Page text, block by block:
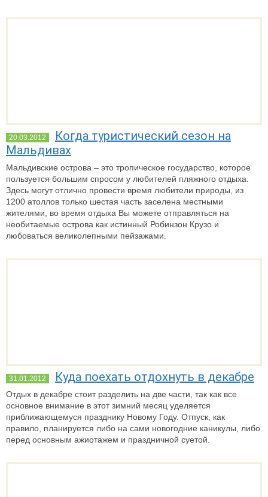
20.03.2012
Когда туристический сезон на
Мальдивах
Мальдивские острова – это тропическое государство, которое
пользуется большим спросом у любителей пляжного отдыха.
Здесь могут отлично провести время любители природы, из
1200 атоллов только шестая часть заселена местными
жителями, во время отдыха Вы можете отправляться на
необитаемые острова как истинный Робинзон Крузо и
любоваться великолепными пейзажами.
31.01.2012 Куда поехать отдохнуть в декабре
Отдых в декабре стоит разделить на две части, так как все
основное внимание в этот зимний месяц уделяется
приближающемуся празднику Новому Году. Отпуск, как
правило, планируется либо на сами новогодние каникулы, либо
перед основным ажиотажем и праздничной суетой.